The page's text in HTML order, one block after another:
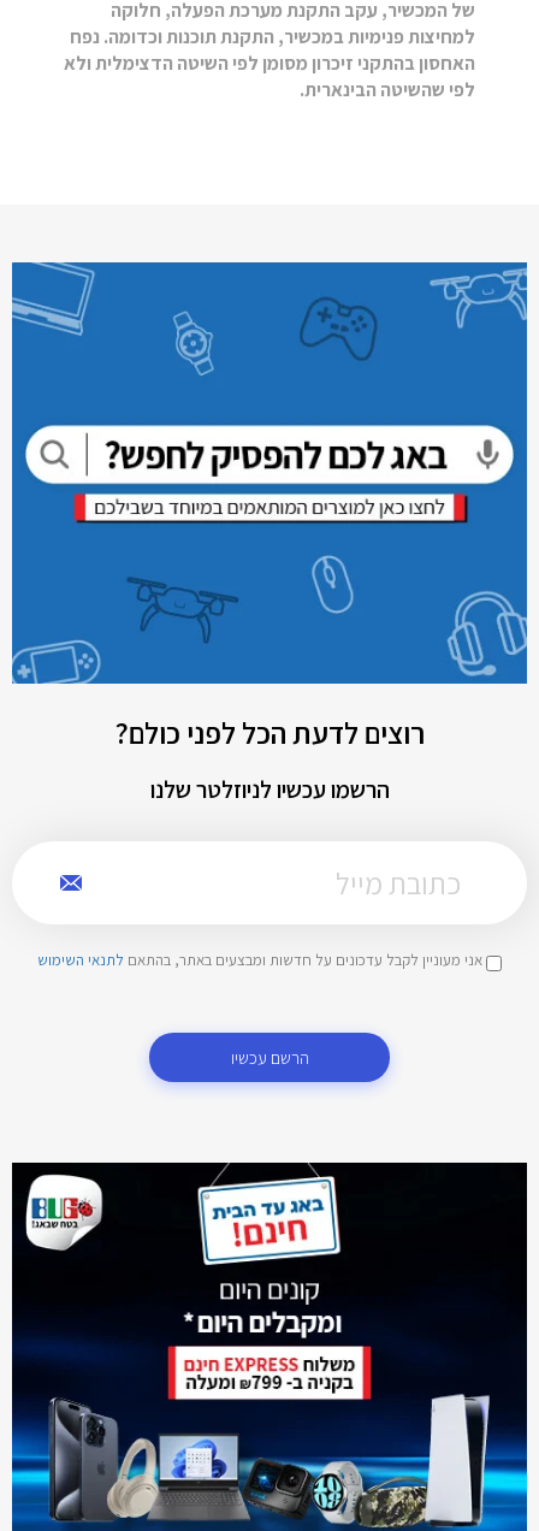
של המכשיר, עקב התקנת מערכת הפעלה, חלוקה
למחיצות פנימיות במכשיר, התקנת תוכנות וכדומה. נפח
האחסון בהתקני זיכרון מסומן לפי השיטה הדצימלית ולא
לפי שהשיטה הבינארית.
רוצים לדעת הכל לפני כולם?
הרשמו עכשיו לניוזלטר שלנו
אני מעוניין לקבל עדכונים על חדשות ומבצעים באתר, בהתאם לתנאי השימוש
הרשם עכשיו